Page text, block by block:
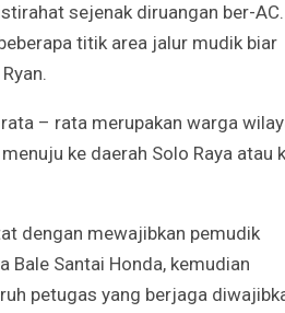
sejenak diruangan ber-AC.
titik area jalur mudik biar
– rata merupakan warga
ke daerah Solo Raya atau
dengan mewajibkan pemudik
Bale Santai Honda, kemudian
petugas yang berjaga